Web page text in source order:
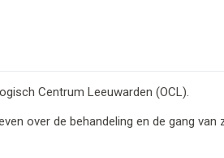
Centrum Leeuwarden (OCL).
over de behandeling en de gang van